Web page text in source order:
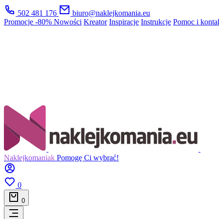
502 481 176
biuro@naklejkomania.eu
Promocje -80% Nowości Kreator Inspiracje Instrukcje Pomoc i
Naklejkomaniak Pomogę Ci wybrać!
0
0